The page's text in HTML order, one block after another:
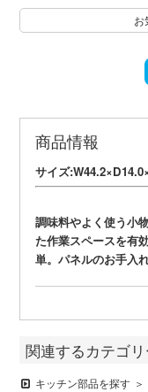
お
商品情報
サイズ
調味料やよく使う小
た作業スペースを有
単。パネルのお手入
関連するカテゴ
キッチン部品を探す